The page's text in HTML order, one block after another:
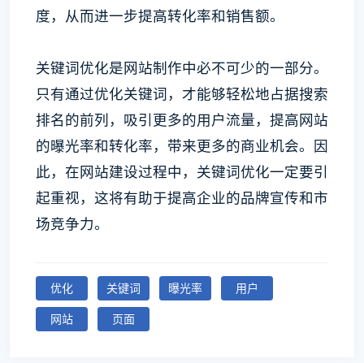
度，从而进一步提高转化率和销售额。
关键词优化是网站制作中必不可少的一部分。
只有通过优化关键词，才能够轻松地占据搜索
排名的前列，吸引更多的用户流量，提高网站
的曝光率和转化率，带来更多的商业机会。因
此，在网站建设过程中，关键词优化一定要引
起重视，这将有助于提高企业的品牌宣传和市
场竞争力。
优化 关键词 曝光率
用户
网站
页面